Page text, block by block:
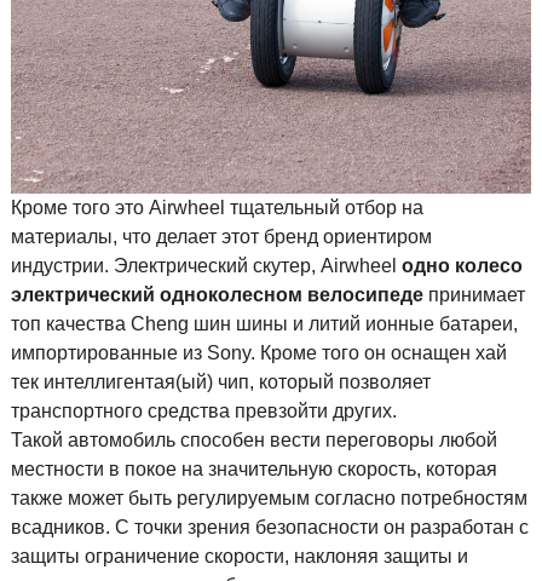
Кроме того это Airwheel тщательный отбор на
материалы, что делает этот бренд ориентиром
индустрии. Электрический скутер, Airwheel одно колесо
электрический одноколесном велосипедепринимает
топ качества Cheng шин шины и литий ионные батареи,
импортированные из Sony. Кроме того он оснащен хай
тек интеллигентая(ый) чип, который позволяет
транспортного средства превзойти других.
Такой автомобиль способен вести переговоры любой
местности в покое на значительную скорость, которая
также может быть регулируемым согласно потребностям
всадников. С точки зрения безопасности он разработан с
защиты ограничение скорости, наклоняя защиты и